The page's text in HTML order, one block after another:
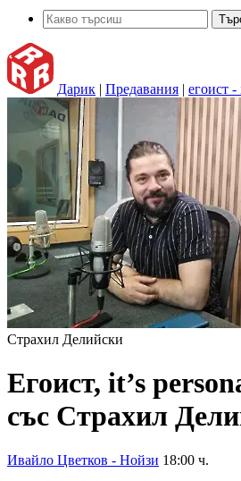
Дарик | Предавания | егоист -
Страхил Делийски
Егоист, it’s
със Страхил
Ивайло Цветков - Нойзи 18:00 ч.